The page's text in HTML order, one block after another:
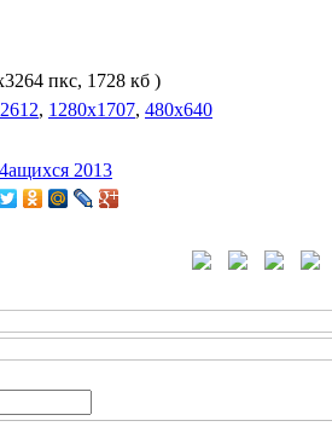
пкс, 1728 кб )
, 1280x1707, 480x640
2013